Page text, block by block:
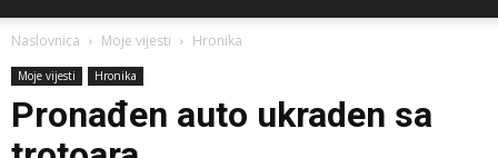
Naslovnica Moje vijesti Hronika
Moje vijesti Hronika
Pronađen auto ukraden sa